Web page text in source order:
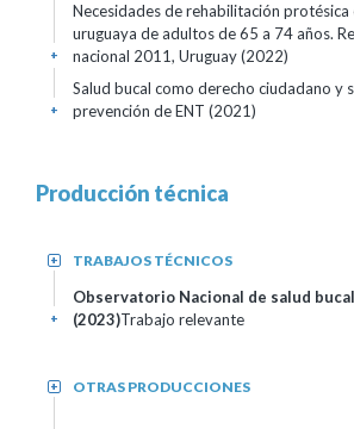
Necesidades de rehabilitación protésica
uruguaya de adultos de 65 a 74 años.
nacional 2011, Uruguay (2022)
+
Salud bucal como derecho ciudadano y
prevención de ENT (2021)
+
Producción técnica
TRABAJOS TÉCNICOS
+
Observatorio Nacional de salud bucal
(2023)Trabajo relevante
+
OTRAS PRODUCCIONES
+